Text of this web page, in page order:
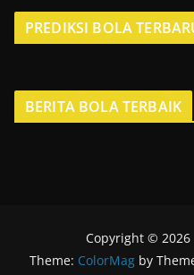
PREDIKSI BOLA
BERITA BOLA TERBAIK
Copyright © 2026
Theme: ColorMag by